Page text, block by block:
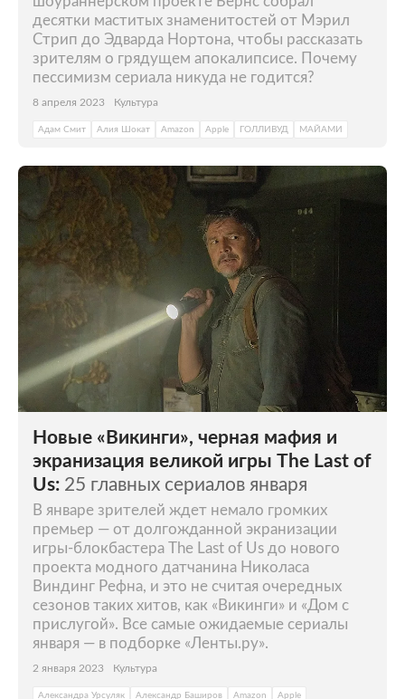
десятки маститых знаменитостей от Мэрил
Стрип до Эдварда Нортона, чтобы рассказать
зрителям о грядущем апокалипсисе. Почему
пессимизм сериала никуда не годится?
8 апреля 2023 Культура
Адам Смит Алия Шокат Amazon Apple ГОЛЛИВУД МАЙАМИ
Новые «Викинги», черная мафия и
экранизация великой игры The Last of
Us: 25 главных сериалов января
В январе зрителей ждет немало громких
премьер — от долгожданной экранизации
игры-блокбастера The Last of Us до нового
проекта модного датчанина Николаса
Виндинг Рефна, и это не считая очередных
сезонов таких хитов, как «Викинги» и «Дом с
прислугой». Все самые ожидаемые сериалы
января — в подборке «Ленты.ру».
2 января 2023 Культура
Александра Урсуляк Александр Баширов Amazon
Apple